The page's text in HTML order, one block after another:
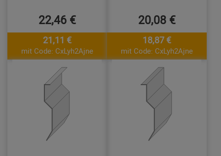
22,46 €
21,11 €
mit Code: CxLyh2Ajne
20,08 €
18,87 €
mit Code: CxLyh2Ajne